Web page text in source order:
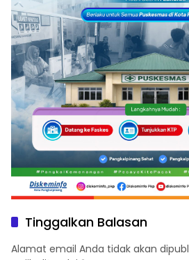
Tinggalkan Balasan
Alamat email Anda tidak akan